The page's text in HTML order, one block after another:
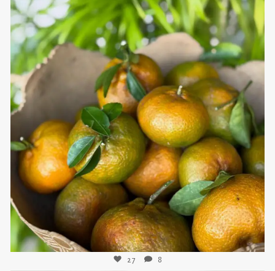
sweetkwisine
Nov 21
27 8